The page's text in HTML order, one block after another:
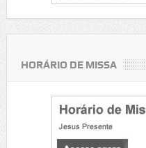
HORÁRIO DE MISSA